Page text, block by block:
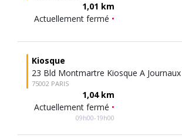
1,01 km
Actuellement fermé •
Kiosque
23 Bld Montmartre Kiosque A Journaux
75002 PARIS
1,04 km
Actuellement fermé •
09h00-19h00